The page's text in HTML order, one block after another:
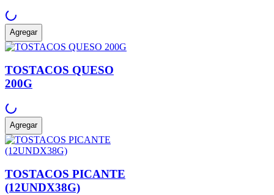
Agregar
TOSTACOS QUESO
200G
Agregar
TOSTACOS PICANTE
(12UNDX38G)